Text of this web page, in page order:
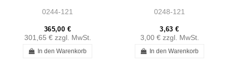
000913401
0244-121
365,00 €
301,65 € zzgl. MwSt.
In den Warenkorb
0248-121
3,63 €
3,00 € zzgl. MwSt.
In den Warenkorb